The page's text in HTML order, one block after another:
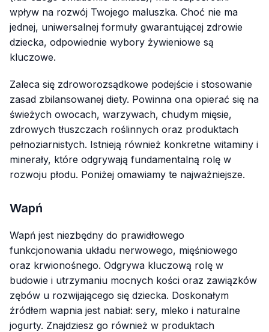
wpływ na rozwój Twojego maluszka. Choć nie ma
jednej, uniwersalnej formuły gwarantującej zdrowie
dziecka, odpowiednie wybory żywieniowe są
kluczowe.
Zaleca się zdroworozsądkowe podejście i stosowanie
zasad zbilansowanej diety. Powinna ona opierać się na
świeżych owocach, warzywach, chudym mięsie,
zdrowych tłuszczach roślinnych oraz produktach
pełnoziarnistych. Istnieją również konkretne witaminy i
minerały, które odgrywają fundamentalną rolę w
rozwoju płodu. Poniżej omawiamy te najważniejsze.
Wapń
Wapń jest niezbędny do prawidłowego
funkcjonowania układu nerwowego, mięśniowego
oraz krwionośnego. Odgrywa kluczową rolę w
budowie i utrzymaniu mocnych kości oraz zawiązków
zębów u rozwijającego się dziecka. Doskonałym
źródłem wapnia jest nabiał: sery, mleko i naturalne
jogurty. Znajdziesz go również w produktach